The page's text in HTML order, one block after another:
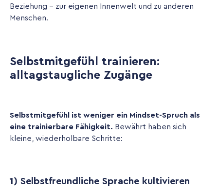
Beziehung - zur eigenen Innenwelt und zu anderen
Menschen.
Selbstmitgefühl trainieren:
alltagstaugliche Zugänge
Selbstmitgefühl ist weniger ein Mindset-Spruch als
eine trainierbare Fähigkeit. Bewährt haben sich
kleine, wiederholbare Schritte:
1) Selbstfreundliche Sprache kultivieren